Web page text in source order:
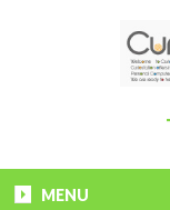
MENU